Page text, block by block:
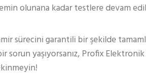
olunana kadar testlere devam
sürecini garantili bir şekilde
sorun yaşıyorsanız, Profix